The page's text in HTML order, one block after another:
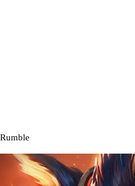
Rumble